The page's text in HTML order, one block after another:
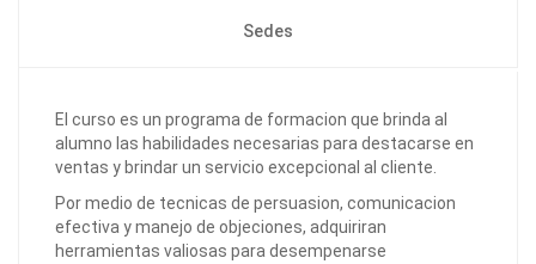
Sedes
El curso es un programa de formacion que brinda al
alumno las habilidades necesarias para destacarse en
ventas y brindar un servicio excepcional al cliente.
Por medio de tecnicas de persuasion, comunicacion
efectiva y manejo de objeciones, adquiriran
herramientas valiosas para desempenarse